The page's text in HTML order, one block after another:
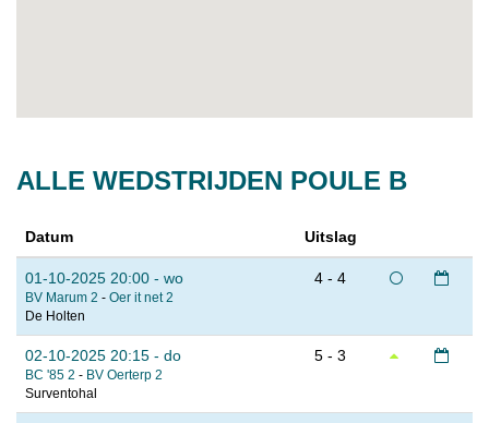
ALLE WEDSTRIJDEN POULE B
Datum Uitslag
01-10-2025 20:00 - wo
BV Marum 2 - Oer it net 2
De Holten
4 - 4
02-10-2025 20:15 - do
BC '85 2 - BV Oerterp 2
Surventohal
5 - 3